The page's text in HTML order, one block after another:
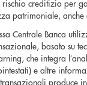
rischio creditizio per
patrimoniale,
Centrale Banca
basato su
che integra
e altre
produce